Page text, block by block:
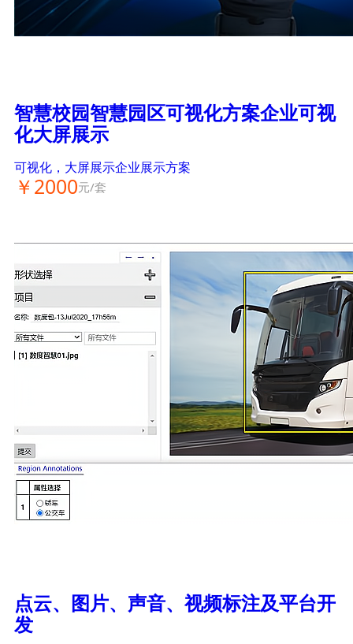
智慧校园智慧园区可视化方案企业可视
化大屏展示
可视化，大屏展示企业展示方案
￥2000元/套
点云、图片、声音、视频标注及平台开
发